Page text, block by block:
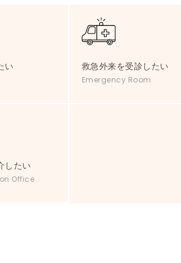
い 救急外来を受診したい
Emergency Room
したい
Office